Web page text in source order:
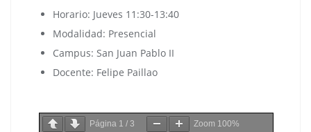
Horario: Jueves 11:30-13:40
Modalidad: Presencial
Campus: San Juan Pablo II
Docente: Felipe Paillao
Página 1 / 3 Zoom 100%